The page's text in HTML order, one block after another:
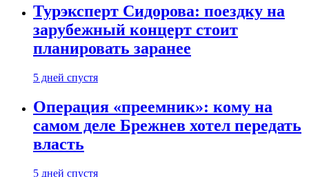
Турэксперт Сидорова: поездку на
зарубежный концерт стоит
планировать заранее
5 дней спустя
Операция «преемник»: кому на
самом деле Брежнев хотел передать
власть
5 дней спустя